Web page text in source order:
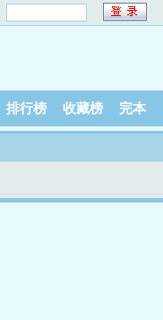
排行榜 收藏榜 完本